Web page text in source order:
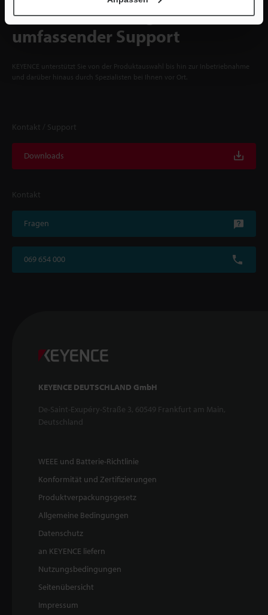
Schnelle Lieferung und
umfassender Support
KEYENCE unterstützt Sie von der Produktauswahl bis hin zur Inbetriebnahme
und darüber hinaus durch Spezialisten bei Ihnen vor Ort.
Kontakt / Support
Downloads
Kontakt
Fragen
069 654 000
KEYENCE DEUTSCHLAND GmbH
De-Saint-Exupéry-Straße 3, 60549 Frankfurt am Main,
Deutschland
WEEE und Batterie-Richtlinie
Konformität und Zertifizierungen
Produktverpackungsgesetz
Allgemeine Bedingungen
Datenschutz
an KEYENCE liefern
Nutzungsbedingungen
Seitenübersicht
Impressum